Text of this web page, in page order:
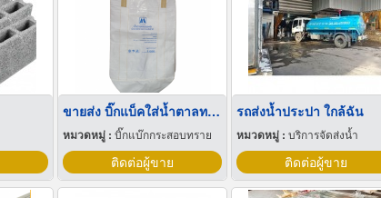
ขายส่ง บิ๊กแบ็คใส่น้ำตาลทราย สมุทรปราการ
หมวดหมู่ : บิ๊กแบ๊กกระสอบทราย
ติดต่อผู้ขาย
รถส่งน้ำประปา ใกล้ฉัน
หมวดหมู่ :บริการจัดส่งน้ำ
ติดต่อผู้ขาย